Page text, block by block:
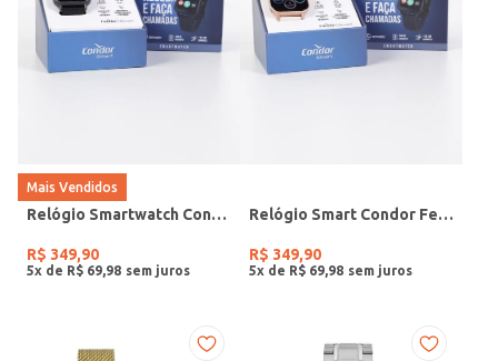
Mais Vendidos
Relógio Smartwatch Condor PRETO
R$ 349,90
5x de R$ 69 98
Relógio Smart Condor Feminino ROSE
R$ 349,90
5x de R$ 69 98